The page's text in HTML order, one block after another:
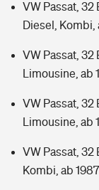
VW Passat, 32
Diesel, Kombi,
VW Passat, 32
Limousine, ab
VW Passat, 32
Limousine, ab
VW Passat, 32
Kombi, ab 1987